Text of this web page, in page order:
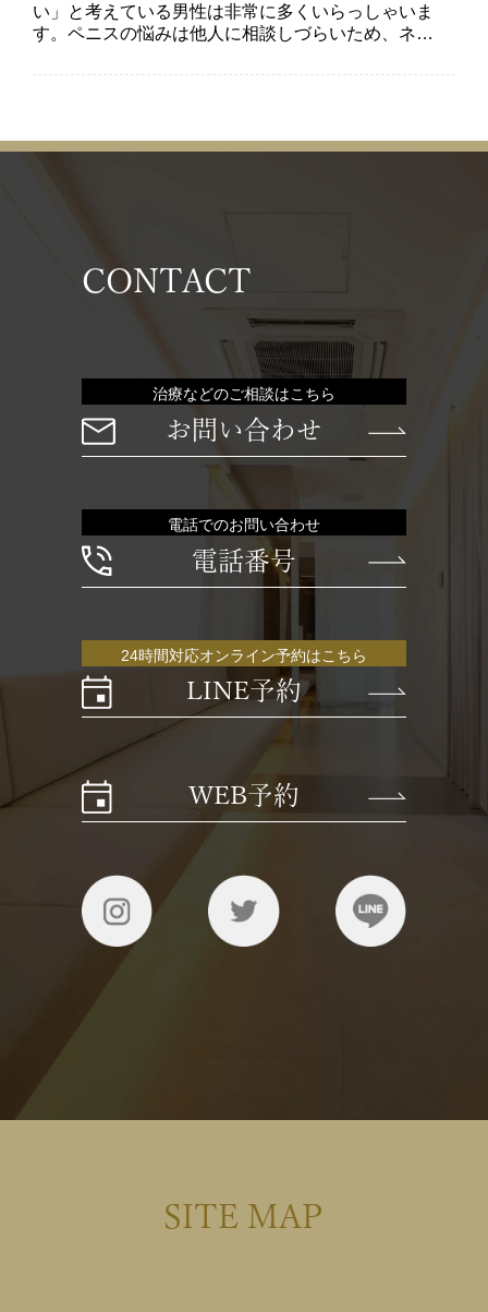
い」と考えている男性は非常に多くいらっしゃいま
す。ペニスの悩みは他人に相談しづらいため、ネ…
CONTACT
治療などのご相談はこちら
お問い合わせ
電話でのお問い合わせ
電話番号
24時間対応オンライン予約はこちら
LINE予約
WEB予約
SITE MAP